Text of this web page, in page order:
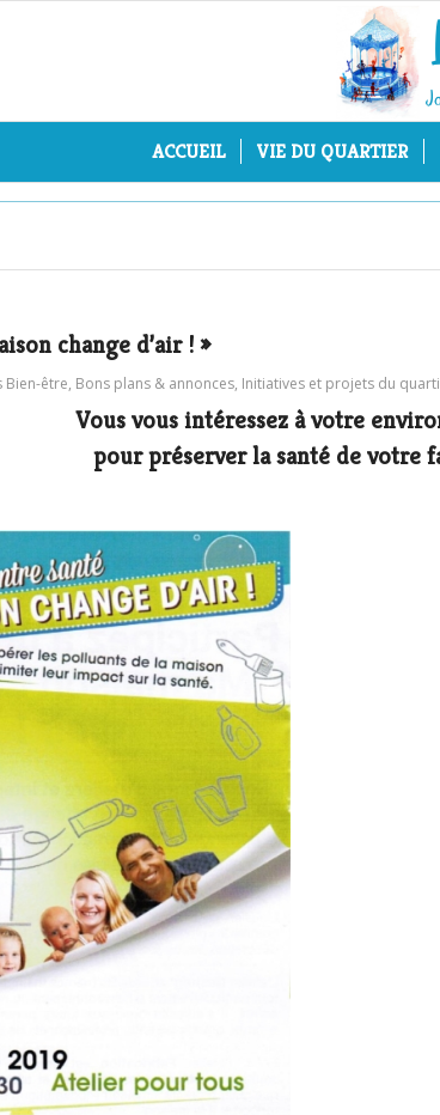
ACCUEIL VIE DU QUARTIER
change d’air ! »
Bien-être, Bons plans & annonces, Initiatives et projets du
Vous vous intéressez à votre
pour préserver la santé de votre